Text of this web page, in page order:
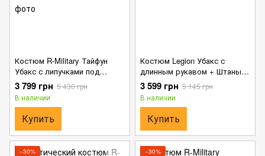
Костюм R-Military Тайфун
Убакс с липучками под
шевроны + Брюки с
наколенниками пиксель
размер S
3 799 грн 5 430 грн
В наличии
Купить
Костюм Legion Убакс с
длинным рукавом + Штаны
пиксель размер S
3 599 грн 5 145 грн
В наличии
Купить
−30% −30%